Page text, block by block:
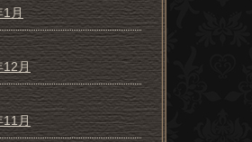
1月
12月
11月